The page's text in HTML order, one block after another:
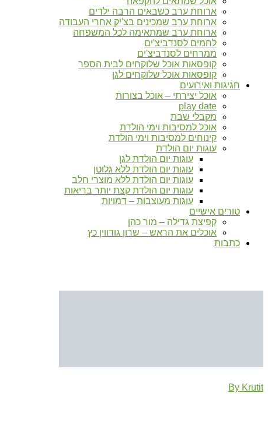
ארוחת ערב כשבאים הרבה ילדים
ארוחת ערב שמכינים בצ'יק אחרי העבודה
ארוחת ערב שמתאימה לכל המשפחה
לחמים לסנדביצ'ים
ממרחים לסנדביצ'ים
קופסאות אוכל שלוקחים לבית הספר
קופסאות אוכל שלוקחים לגן
חגיגות ואירועים
אוכל יצירתי – אוכל בצורות
play date
מקבלי שבת
אוכל למסיבות וימי הולדת
קינוחים למסיבות וימי הולדת
עוגות יום הולדת
עוגות יום הולדת לגן
עוגות יום הולדת ללא גלוטן
עוגות יום הולדת ללא מוצרי חלב
עוגות יום הולדת קצת יותר בריאות
עוגות מעוצבות – דמויות
טורים אישיים
קפיצת גדילה – מור כהן
אוכלים את הראש – שרון גודווין כץ
כתבות
By Krutit